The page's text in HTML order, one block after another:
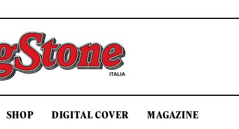
Rolling Stone Italia
SHOP DIGITAL COVER MAGAZINE